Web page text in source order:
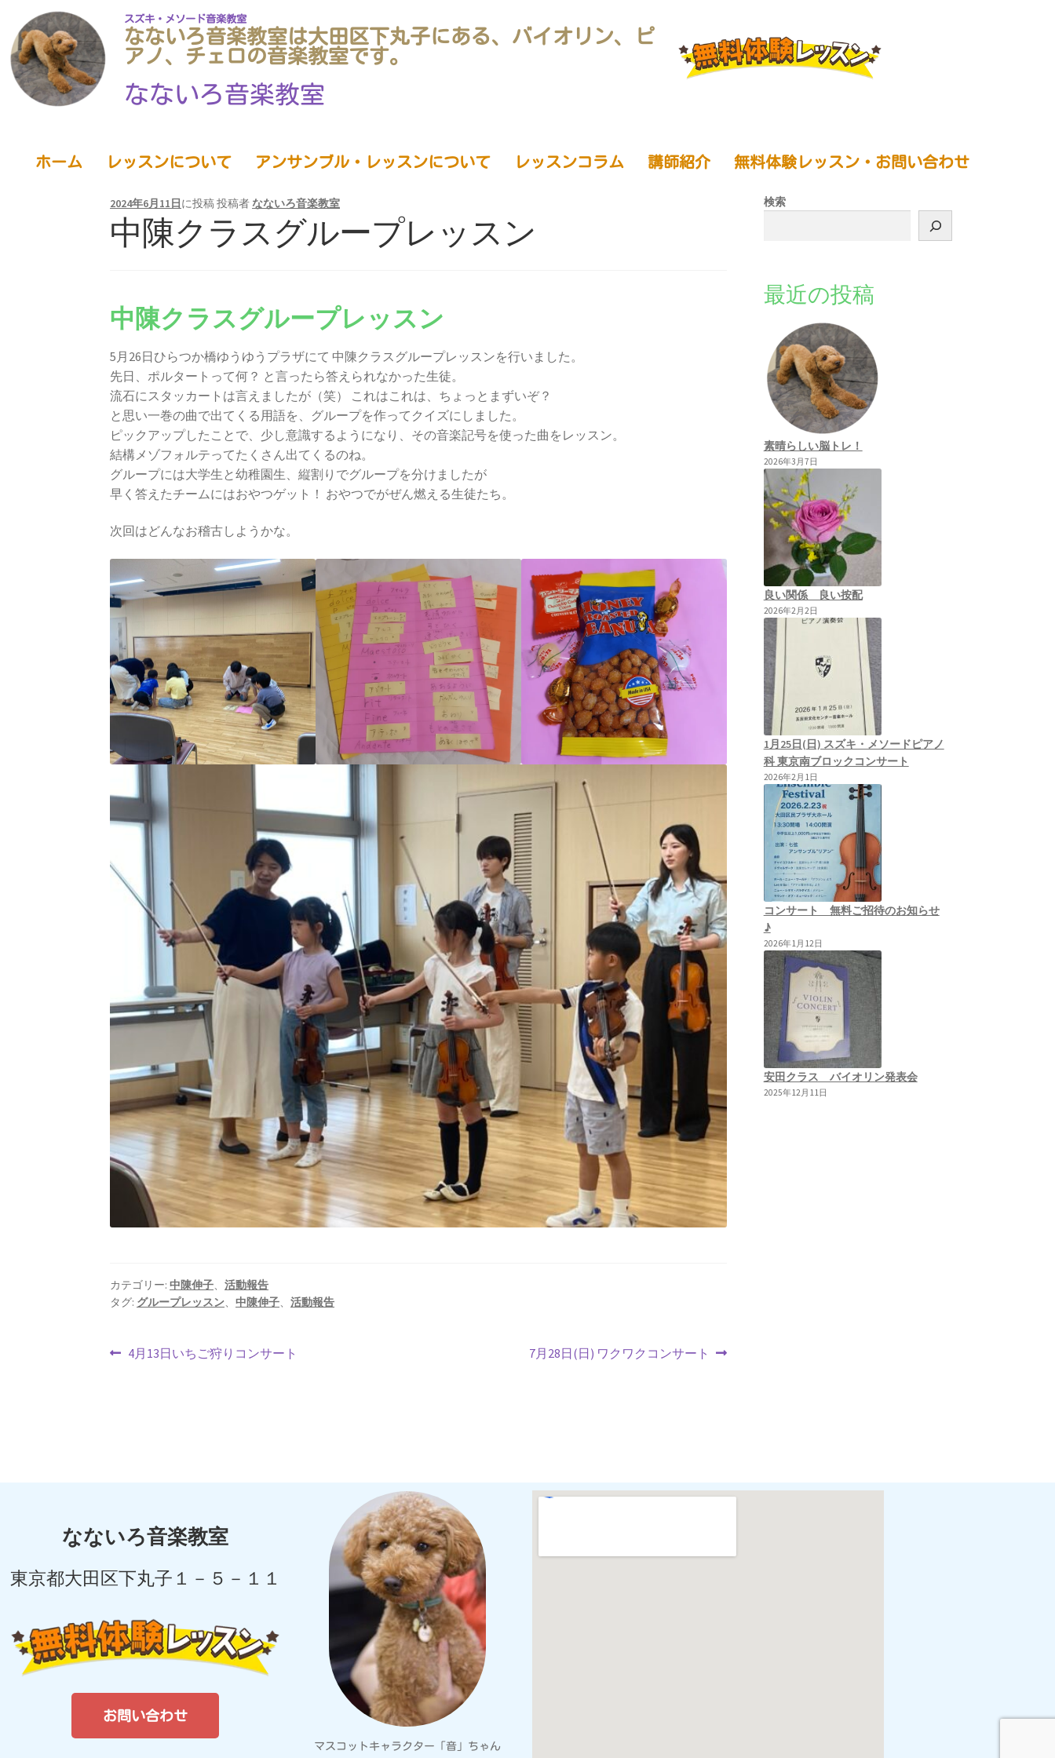
スズキ・メソード音楽教室
なないろ音楽教室は大田区下丸子にある、バイオリン、ピ
アノ、チェロの音楽教室です。
なないろ音楽教室
ホーム レッスンについて アンサンブル・レッスンについて レッスンコラム 講師紹介 無料体験レッスン・お問い合わせ
2024年6月11日に投稿投稿者 なないろ音楽教室
中陳クラスグループレッスン
中陳クラスグループレッスン
5月26日ひらつか橋ゆうゆうプラザにて 中陳クラスグループレッスンを行いました。
先日、ポルタートって何？ と言ったら答えられなかった生徒。
流石にスタッカートは言えましたが（笑） これはこれは、ちょっとまずいぞ？
と思い一巻の曲で出てくる用語を、グループを作ってクイズにしました。
ピックアップしたことで、少し意識するようになり、その音楽記号を使った曲をレッスン。
結構メゾフォルテってたくさん出てくるのね。
グループには大学生と幼稚園生、縦割りでグループを分けましたが
早く答えたチームにはおやつゲット！ おやつでがぜん燃える生徒たち。
次回はどんなお稽古しようかな。
カテゴリー:中陳伸子、活動報告
タグ: グループレッスン、中陳伸子、活動報告
4月13日いちご狩りコンサート 7月28日(日) ワクワクコンサート
検索
最近の投稿
素晴らしい脳トレ！
2026年3月7日
良い関係 良い按配
2026年2月2日
1月25日(日) スズキ・メソードピアノ
科 東京南ブロックコンサート
2026年2月1日
コンサート 無料ご招待のお知らせ
♪
2026年1月12日
安田クラス バイオリン発表会
2025年12月11日
なないろ音楽教室
東京都大田区下丸子１－５－１１
お問い合わせ
マスコットキャラクター「音」ちゃん